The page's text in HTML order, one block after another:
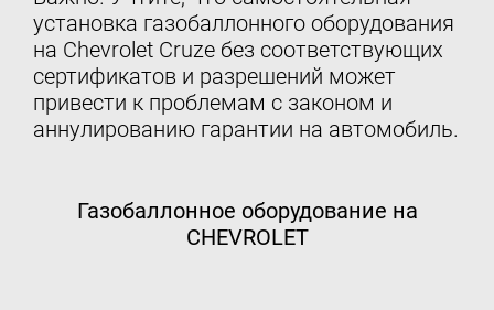
установка газобаллонного оборудования
на Chevrolet Cruze без соответствующих
сертификатов и разрешений может
привести к проблемам с законом и
аннулированию гарантии на автомобиль.
Газобаллонное оборудование на
CHEVROLET